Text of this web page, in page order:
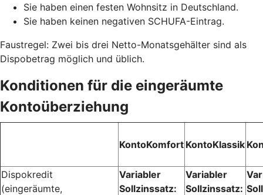
Sie haben einen festen Wohnsitz in Deutschland.
Sie haben keinen negativen SCHUFA-Eintrag.
Faustregel: Zwei bis drei Netto-Monatsgehälter sind als
Dispobetrag möglich und üblich.
Konditionen für die eingeräumte
Kontoüberziehung
KontoKomfort KontoKlassik
Dispokredit
(eingeräumte,
Variabler
Sollzinssatz:
Variabler
Sollzinssatz: